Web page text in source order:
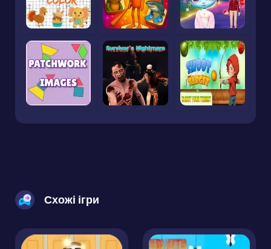
Схожі ігри